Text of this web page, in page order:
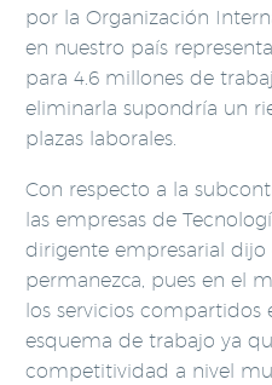
por la Organización
en nuestro país
para 4.6 millones de
eliminarla supondría un
plazas laborales.
Con respecto a la
las empresas de
dirigente empresarial
permanezca, pues en el
los servicios compartidos
esquema de trabajo ya
competitividad a nivel